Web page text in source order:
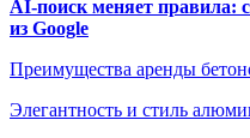
AI-поиск меняет правила:
из Google
Преимущества аренды
Элегантность и стиль